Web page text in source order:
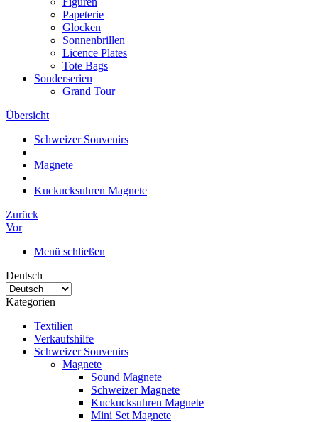
Papeterie
Glocken
Sonnenbrillen
Licence Plates
Tote Bags
Sonderserien
Grand Tour
Übersicht
Schweizer Souvenirs
Magnete
Kuckucksuhren Magnete
Zurück
Vor
Menü schließen
Deutsch
Kategorien
Textilien
Verkaufshilfe
Schweizer Souvenirs
Magnete
Sound Magnete
Schweizer Magnete
Kuckucksuhren Magnete
Mini Set Magnete